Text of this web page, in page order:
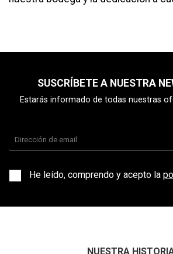
SUSCRÍBETE A NUESTRA
Estarás informado de todas nuestras
He leído, comprendo y acepto la
NUESTRA